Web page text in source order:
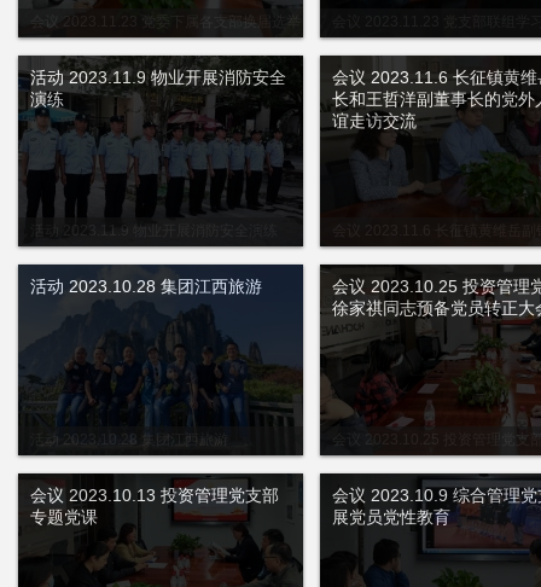
会议 2023.11.23 党委下属各支部换届选举
活动 2023.11.9 物业开展消防安全演练
活动 2023.11.9 物业开展消防安全
演练
会议 2023.11.6 长征镇黄维
长和王哲洋副董事长的党外
谊走访交流
活动 2023.10.28 集团江西旅游
活动 2023.10.28 集团江西旅游
会议 2023.10.25 投资管理党支
会议 2023.10.25 投资管理
徐家祺同志预备党员转正大
会议 2023.10.13 投资管理党支部
专题党课
会议 2023.10.9 综合管理党
展党员党性教育